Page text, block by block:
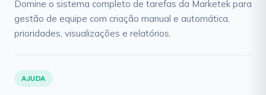
Domine o sistema completo de tarefas da Marketek para
gestão de equipe com criação manual e automática,
prioridades, visualizações e relatórios.
AJUDA